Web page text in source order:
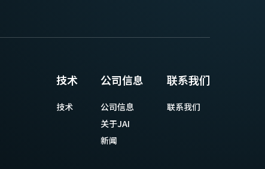
技术
技术
公司信息
公司信息
关于JAI
新闻
联系我们
联系我们